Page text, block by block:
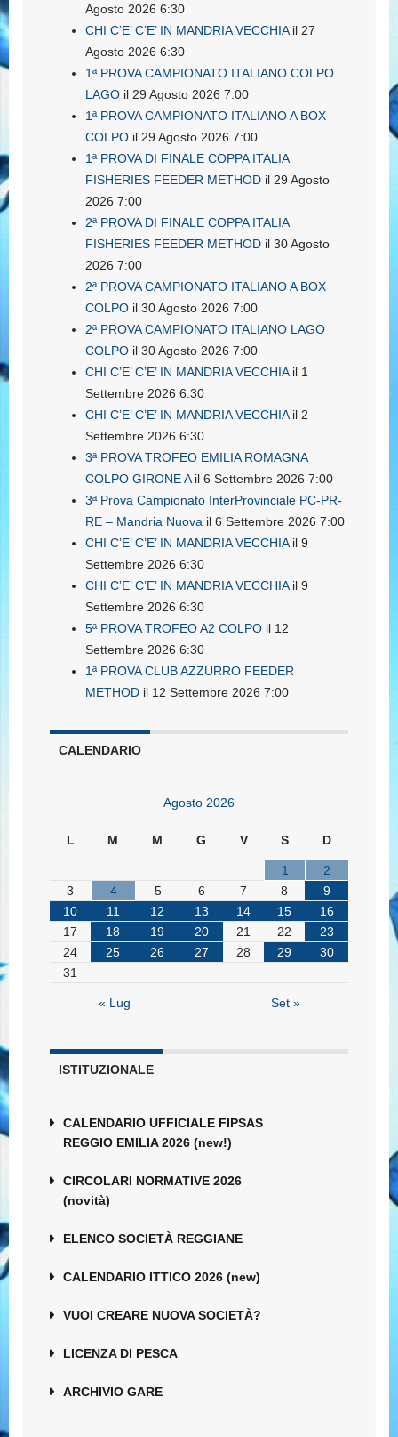
Agosto 2026 6:30
CHI C’E’ C’E’ IN MANDRIA VECCHIAil 27
Agosto 2026 6:30
1ª PROVA CAMPIONATO ITALIANO COLPO
LAGO il 29 Agosto 2026 7:00
1ª PROVA CAMPIONATO ITALIANO A BOX
COLPO il 29 Agosto 2026 7:00
1ª PROVA DI FINALE COPPA ITALIA
FISHERIES FEEDER METHOD il 29 Agosto
2026 7:00
2ª PROVA DI FINALE COPPA ITALIA
FISHERIES FEEDER METHOD il 30 Agosto
2026 7:00
2ª PROVA CAMPIONATO ITALIANO A BOX
COLPO il 30 Agosto 2026 7:00
2ª PROVA CAMPIONATO ITALIANO LAGO
COLPO il 30 Agosto 2026 7:00
CHI C’E’ C’E’ IN MANDRIA VECCHIAil 1
Settembre 2026 6:30
CHI C’E’ C’E’ IN MANDRIA VECCHIAil 2
Settembre 2026 6:30
3ª PROVA TROFEO EMILIA ROMAGNA
COLPO GIRONE Ail 6 Settembre 2026 7:00
3ª Prova Campionato InterProvinciale PC-PR-
RE – Mandria Nuova il 6 Settembre 2026 7:00
CHI C’E’ C’E’ IN MANDRIA VECCHIAil 9
Settembre 2026 6:30
CHI C’E’ C’E’ IN MANDRIA VECCHIAil 9
Settembre 2026 6:30
5ª PROVA TROFEO A2 COLPO il 12
Settembre 2026 6:30
1ª PROVA CLUB AZZURRO FEEDER
METHOD il 12 Settembre 2026 7:00
CALENDARIO
Agosto 2026
L M M G V S D
1
2
3
4 5 6 7 8
9
10
11 12 13 14 15
16
17
18 19 20 21 22
23
24
25 26 27 28 29
30
31
« Lug Set »
ISTITUZIONALE
CALENDARIO UFFICIALE FIPSAS
REGGIO EMILIA 2026 (new!)
CIRCOLARI NORMATIVE 2026
(novità)
ELENCO SOCIETÀ REGGIANE
CALENDARIO ITTICO 2026 (new)
VUOI CREARE NUOVA SOCIETÀ?
LICENZA DI PESCA
ARCHIVIO GARE